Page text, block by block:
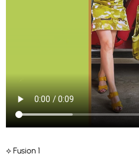
⟡ Fusion 1